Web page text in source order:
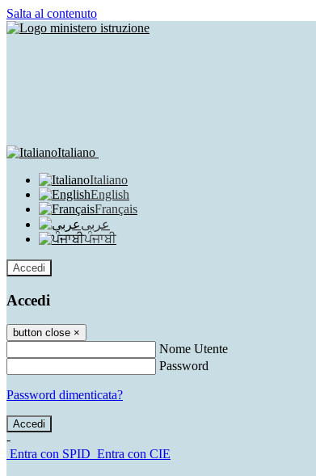
Salta al contenuto
Italiano
Italiano
English
Français
عربى
ਪੰਜਾਬੀ
Accedi
Accedi
button close ×
Nome Utente
Password
Password dimenticata?
-
Entra con SPID Entra con CIE